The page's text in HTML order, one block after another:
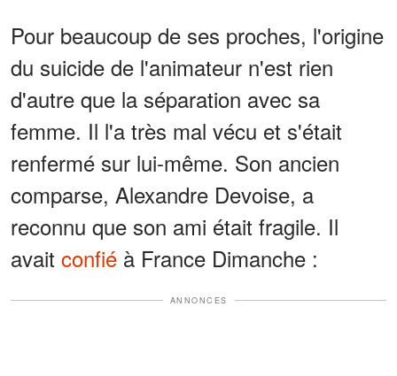
Pour beaucoup de ses proches, l'origine
du suicide de l'animateur n'est rien
d'autre que la séparation avec sa
femme. Il l'a très mal vécu et s'était
renfermé sur lui-même. Son ancien
comparse, Alexandre Devoise, a
reconnu que son ami était fragile. Il
avait confié à France Dimanche :
ANNONCES